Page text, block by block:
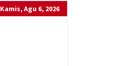
Kamis, Agu 6, 2026